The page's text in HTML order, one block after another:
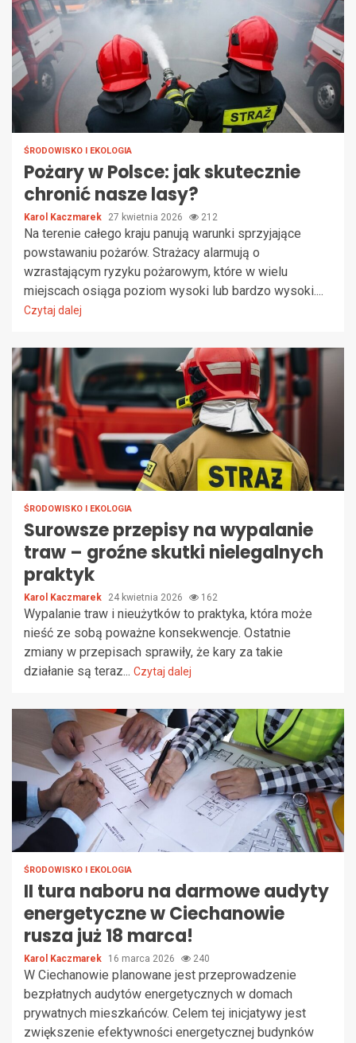
ŚRODOWISKO I EKOLOGIA
Pożary w Polsce: jak skutecznie
chronić nasze lasy?
Karol Kaczmarek 27 kwietnia 2026 212
Na terenie całego kraju panują warunki sprzyjające
powstawaniu pożarów. Strażacy alarmują o
wzrastającym ryzyku pożarowym, które w wielu
miejscach osiąga poziom wysoki lub bardzo wysoki....
Czytaj dalej
ŚRODOWISKO I EKOLOGIA
Surowsze przepisy na wypalanie
traw – groźne skutki nielegalnych
praktyk
Karol Kaczmarek 24 kwietnia 2026 162
Wypalanie traw i nieużytków to praktyka, która może
nieść ze sobą poważne konsekwencje. Ostatnie
zmiany w przepisach sprawiły, że kary za takie
działanie są teraz... Czytaj dalej
ŚRODOWISKO I EKOLOGIA
II tura naboru na darmowe audyty
energetyczne w Ciechanowie
rusza już 18 marca!
Karol Kaczmarek 16 marca 2026 240
W Ciechanowie planowane jest przeprowadzenie
bezpłatnych audytów energetycznych w domach
prywatnych mieszkańców. Celem tej inicjatywy jest
zwiększenie efektywności energetycznej budynków